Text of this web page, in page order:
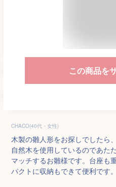
この商品を
CHACO(40代・女性)
木製の雛人形をお探しでしたら
自然木を使用しているのであた
マッチするお雛様です。台座も
パクトに収納もできて便利です。